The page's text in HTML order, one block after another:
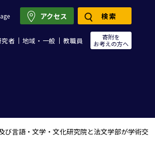
者 地域・一般 教職員
寄附を
お考えの方へ
アクセス 検索
び言語・文学・文化研究院と法文学部が学術交